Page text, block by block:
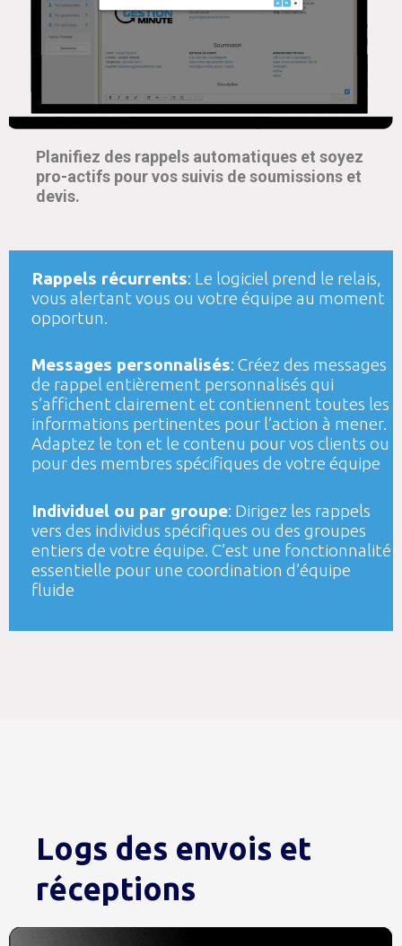
Planifiez des rappels automatiques et soyez
pro-actifs pour vos suivis de soumissions et
devis.
Rappels récurrents: Le logiciel prend le relais,
vous alertant vous ou votre équipe au moment
opportun.
Messages personnalisés: Créez des messages
de rappel entièrement personnalisés qui
s’affichent clairement et contiennent toutes les
informations pertinentes pour l’action à mener.
Adaptez le ton et le contenu pour vos clients ou
pour des membres spécifiques de votre équipe
Individuel ou par groupe: Dirigez les rappels
vers des individus spécifiques ou des groupes
entiers de votre équipe. C’est une fonctionnalité
essentielle pour une coordination d’équipe
fluide
Logs des envois et
réceptions